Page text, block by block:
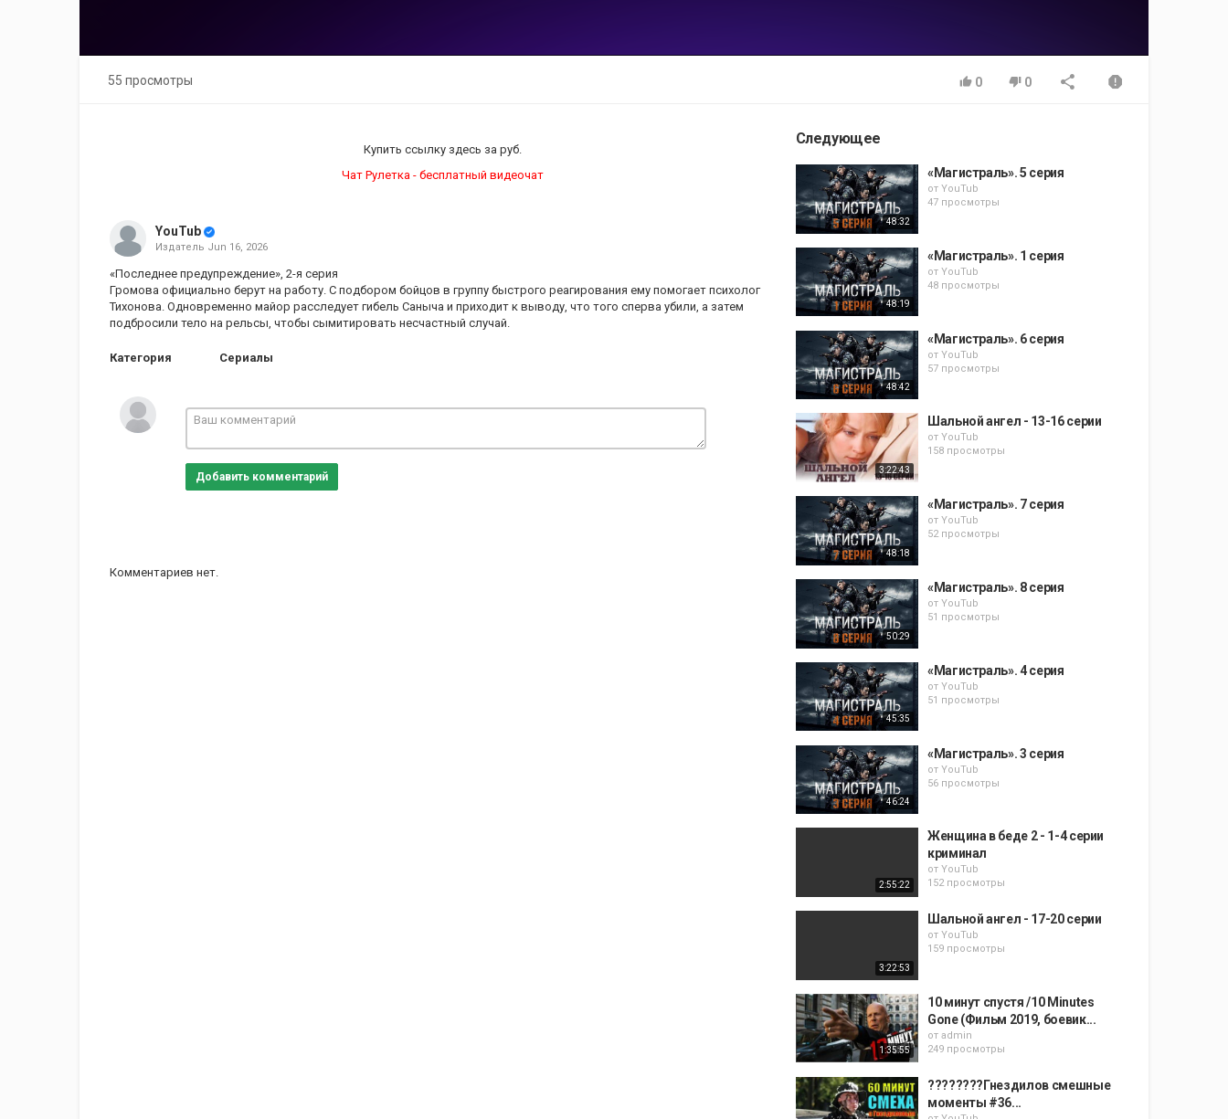
55 просмотры 0 0
Купить ссылку здесь за руб.
Чат Рулетка - бесплатный видеочат
YouTub
Издатель Jun 16, 2026
«Последнее предупреждение», 2-я серия
Громова официально берут на работу. С подбором бойцов в группу быстрого реагирования ему помогает психолог
Тихонова. Одновременно майор расследует гибель Саныча и приходит к выводу, что того сперва убили, а затем
подбросили тело на рельсы, чтобы сымитировать несчастный случай.
Категория Сериалы
Добавить комментарий
Комментариев нет.
Следующее
48:32
«Магистраль». 5 серия
от YouTub
47 просмотры
48:19
«Магистраль». 1 серия
от YouTub
48 просмотры
48:42
«Магистраль». 6 серия
от YouTub
57 просмотры
3:22:43
Шальной ангел - 13-16 серии
от YouTub
158 просмотры
48:18
«Магистраль». 7 серия
от YouTub
52 просмотры
50:29
«Магистраль». 8 серия
от YouTub
51 просмотры
45:35
«Магистраль». 4 серия
от YouTub
51 просмотры
46:24
«Магистраль». 3 серия
от YouTub
56 просмотры
2:55:22
Женщина в беде 2 - 1-4 серии
криминал
от YouTub
152 просмотры
3:22:53
Шальной ангел - 17-20 серии
от YouTub
159 просмотры
1:35:55
10 минут спустя /10 Minutes
Gone (Фильм 2019, боевик...
от admin
249 просмотры
????????Гнездилов смешные
моменты #36...